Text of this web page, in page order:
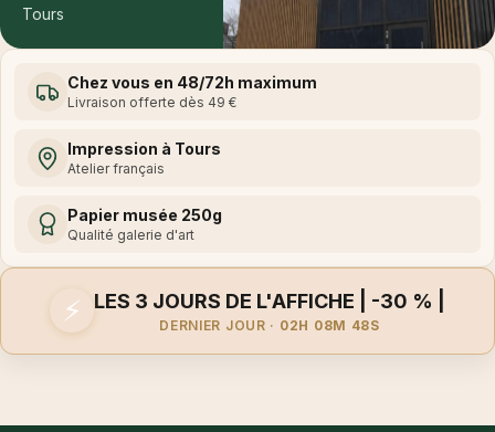
Tours
Chez vous en 48/72h maximum
Livraison offerte dès 49 €
Impression à Tours
Atelier français
Papier musée 250g
Qualité galerie d'art
⚡ LES 3 JOURS DE L'AFFICHE | -30 % |
DERNIER JOUR · 02H 08M 48S